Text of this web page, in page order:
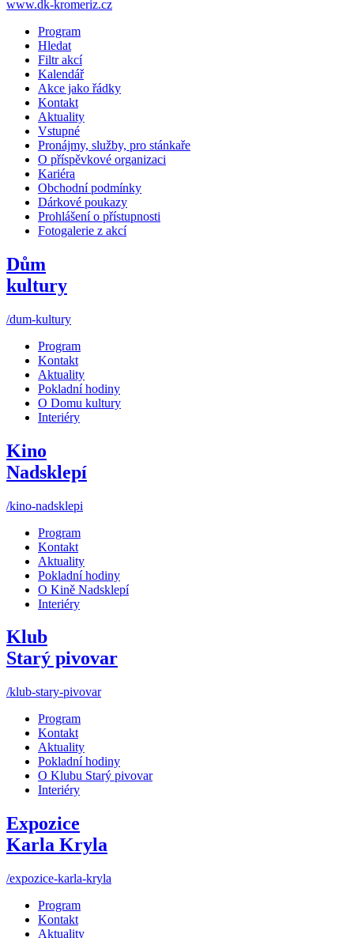
www.dk-kromeriz.cz
Program
Hledat
Filtr akcí
Kalendář
Akce jako řádky
Kontakt
Aktuality
Vstupné
Pronájmy, služby, pro stánkaře
O příspěvkové organizaci
Kariéra
Obchodní podmínky
Dárkové poukazy
Prohlášení o přístupnosti
Fotogalerie z akcí
Dům
kultury
/dum-kultury
Program
Kontakt
Aktuality
Pokladní hodiny
O Domu kultury
Interiéry
Kino
Nadsklepí
/kino-nadsklepi
Program
Kontakt
Aktuality
Pokladní hodiny
O Kině Nadsklepí
Interiéry
Klub
Starý pivovar
/klub-stary-pivovar
Program
Kontakt
Aktuality
Pokladní hodiny
O Klubu Starý pivovar
Interiéry
Expozice
Karla Kryla
/expozice-karla-kryla
Program
Kontakt
Aktuality